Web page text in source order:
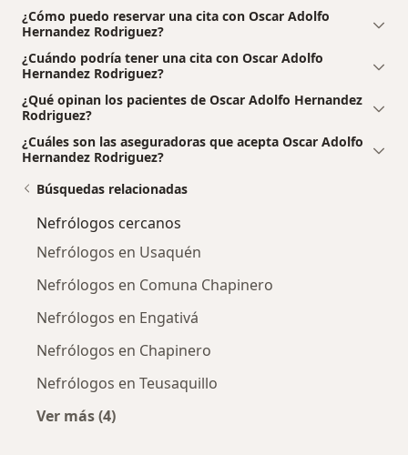
¿Cómo puedo reservar una cita con Oscar Adolfo
Hernandez Rodriguez?
¿Cuándo podría tener una cita con Oscar Adolfo
Hernandez Rodriguez?
¿Qué opinan los pacientes de Oscar Adolfo Hernandez
Rodriguez?
¿Cuáles son las aseguradoras que acepta Oscar Adolfo
Hernandez Rodriguez?
Búsquedas relacionadas
Nefrólogos cercanos
Nefrólogos en Usaquén
Nefrólogos en Comuna Chapinero
Nefrólogos en Engativá
Nefrólogos en Chapinero
Nefrólogos en Teusaquillo
Ver más (4)